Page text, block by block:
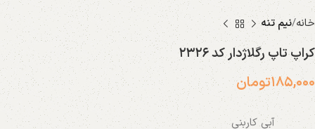
خانه نیم تنه
کراپ تاپ رگلاژدار کد ۲۳۲۶
۱۸۵,۰۰۰تومان
آبی کاربنی